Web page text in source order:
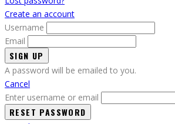
Create an account
Username
Email
A password will be emailed to you.
Cancel
Enter username or email